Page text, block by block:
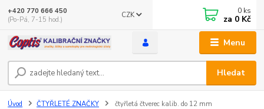
Menu
CZK
Hledat
+420 770 666 450
(Po-Pá, 7-15 hod.)
0 ks
za 0 Kč
Úvod ČTYŘLETÉ ZNAČKY čtyřletá čtverec kalib. do 12 mm